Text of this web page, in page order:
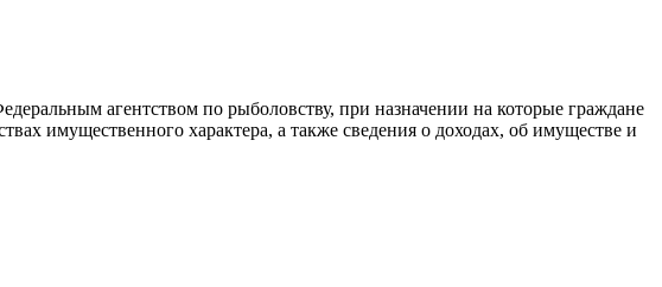
агентством по рыболовству, при назначении на которые граждане
имущественного характера, а также сведения о доходах, об имуществе и